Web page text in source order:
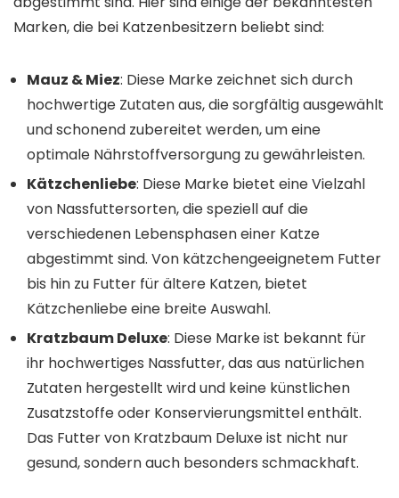
Marken, die bei Katzenbesitzern beliebt sind:
Mauz & Miez: Diese Marke zeichnet sich durch
hochwertige Zutaten aus, die sorgfältig ausgewählt
und schonend zubereitet werden, um eine
optimale Nährstoffversorgung zu gewährleisten.
Kätzchenliebe: Diese Marke bietet eine Vielzahl
von Nassfuttersorten, die speziell auf die
verschiedenen Lebensphasen einer Katze
abgestimmt sind. Von kätzchengeeignetem Futter
bis hin zu Futter für ältere Katzen, bietet
Kätzchenliebe eine breite Auswahl.
Kratzbaum Deluxe: Diese Marke ist bekannt für
ihr hochwertiges Nassfutter, das aus natürlichen
Zutaten hergestellt wird und keine künstlichen
Zusatzstoffe oder Konservierungsmittel enthält.
Das Futter von Kratzbaum Deluxe ist nicht nur
gesund, sondern auch besonders schmackhaft.